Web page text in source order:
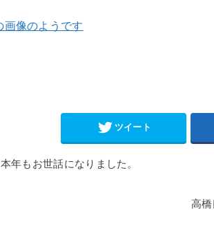
ツイート
本年もお世話になりました。
高